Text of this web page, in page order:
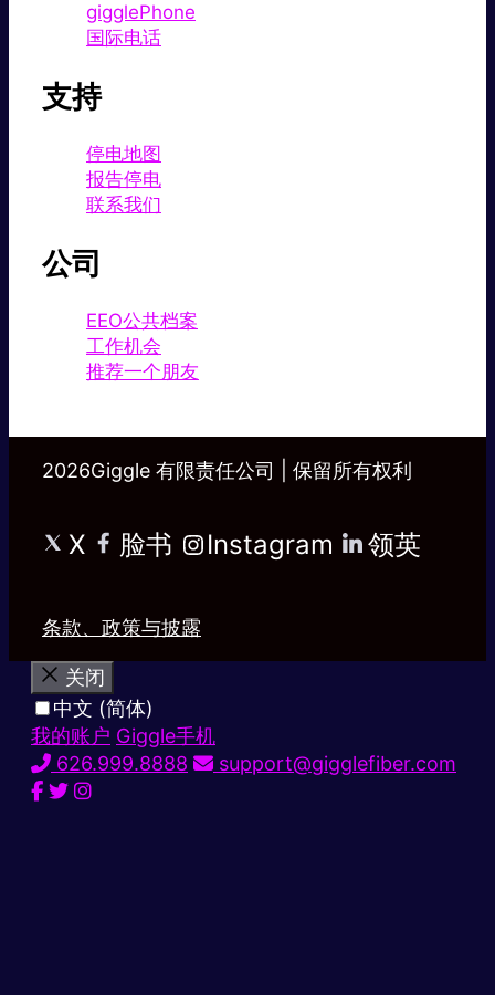
gigglePhone
国际电话
支持
停电地图
报告停电
联系我们
公司
EEO公共档案
工作机会
推荐一个朋友
2026Giggle 有限责任公司 | 保留所有权利
X 脸书 Instagram 领英
条款、政策与披露
关闭
中文 (简体)
我的账户 Giggle手机
626.999.8888
support@gigglefiber.com